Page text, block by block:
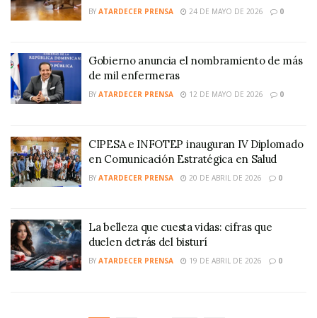
BY ATARDECER PRENSA 24 DE MAYO DE 2026 0
Gobierno anuncia el nombramiento de más
de mil enfermeras
BY ATARDECER PRENSA 12 DE MAYO DE 2026 0
CIPESA e INFOTEP inauguran IV Diplomado
en Comunicación Estratégica en Salud
BY ATARDECER PRENSA 20 DE ABRIL DE 2026 0
La belleza que cuesta vidas: cifras que
duelen detrás del bisturí
BY ATARDECER PRENSA 19 DE ABRIL DE 2026 0